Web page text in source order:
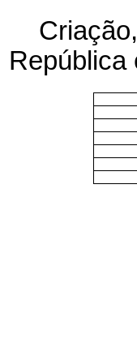
República